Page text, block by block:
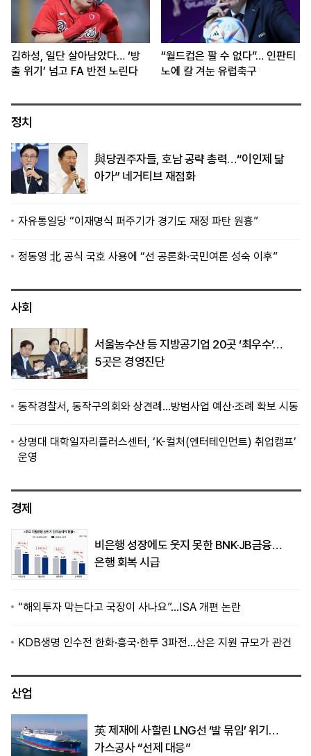
김하성, 일단 살아남았다… ‘방
출 위기’ 넘고 FA 반전 노린다
“월드컵은 팔 수 없다”… 인판티
노에 칼 겨눈 유럽축구
정치
與당권주자들, 호남 공략 총력…“이인제 닮
아가” 네거티브 재점화
자유통일당 “이재명식 퍼주기가 경기도 재정 파탄 원흉”
정동영 北 공식 국호 사용에 “선 공론화·국민여론 성숙 이후”
사회
서울농수산 등 지방공기업 20곳 ‘최우수’…
5곳은 경영진단
동작경찰서, 동작구의회와 상견례…방범사업 예산·조례 확보 시동
상명대 대학일자리플러스센터, ‘K-컬처(엔터테인먼트) 취업캠프’
운영
경제
비은행 성장에도 웃지 못한 BNK·JB금융…
은행 회복 시급
“해외투자 막는다고 국장이 사나요”…ISA 개편 논란
KDB생명 인수전 한화·흥국·한투 3파전…산은 지원 규모가 관건
산업
英 제재에 사할린 LNG선 ‘발 묶임’ 위기…
가스공사 “선제 대응”